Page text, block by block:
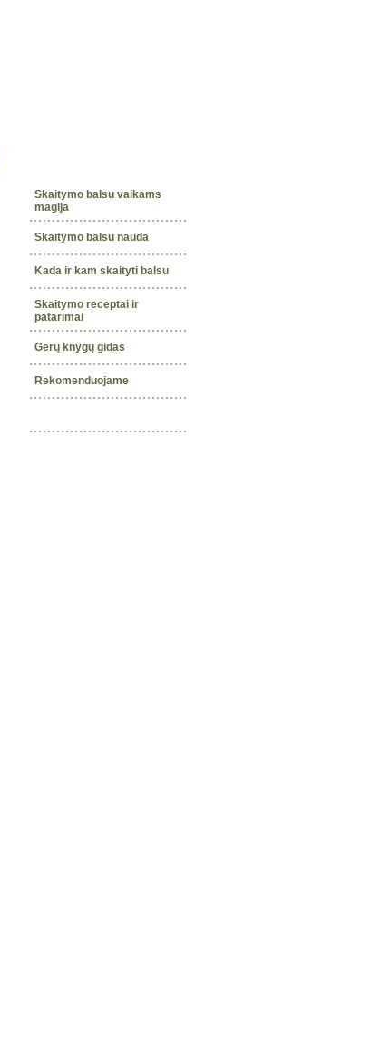
Skaitymo balsu vaikams
magija
Skaitymo balsu nauda
Kada ir kam skaityti balsu
Skaitymo receptai ir
patarimai
Gerų knygų gidas
Rekomenduojame